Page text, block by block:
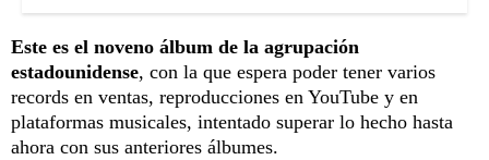
Este es el noveno álbum de la agrupación
estadounidense, con la que espera poder tener varios
records en ventas, reproducciones en YouTube y en
plataformas musicales, intentado superar lo hecho hasta
ahora con sus anteriores álbumes.